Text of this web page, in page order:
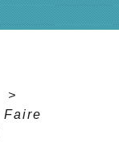
>
Faire